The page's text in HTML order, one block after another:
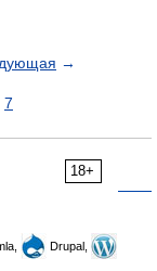
→
7
18+
Drupal,